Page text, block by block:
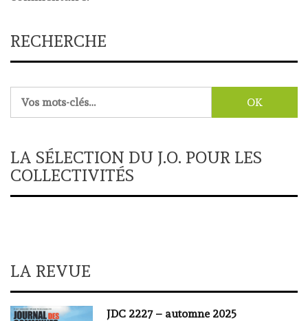
RECHERCHE
LA SÉLECTION DU J.O. POUR LES
COLLECTIVITÉS
LA REVUE
JDC 2227 – automne 2025